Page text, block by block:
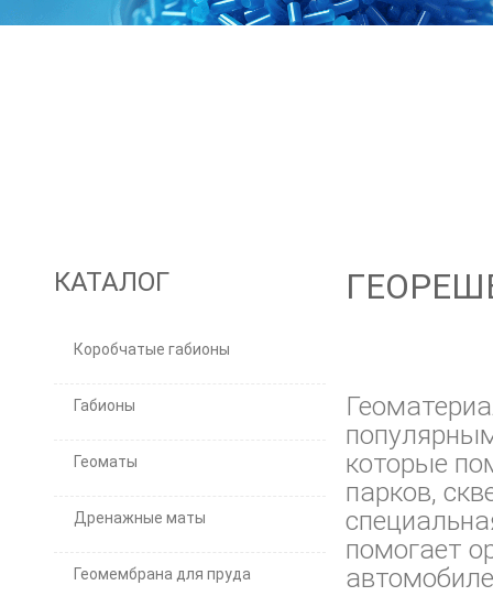
КАТАЛОГ
Коробчатые габионы
Габионы
Геоматы
Дренажные маты
Геомембрана для пруда
которые
парков,
помогает